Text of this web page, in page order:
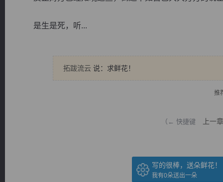
是生是死，听...
拓跋流云 说：求鲜花！
推
（← 快捷键 上一章
写的很棒，送朵鲜花！
我有0朵送出一朵